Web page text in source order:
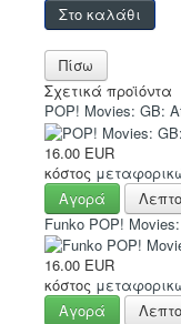
Σχετικά προϊόντα
POP! Movies: GB:
16.00 EUR
κόστος
Αγορά
Funko POP!
16.00 EUR
κόστος
Αγορά